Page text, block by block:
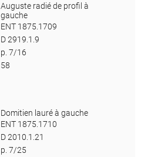
Auguste radié de profil à
gauche
ENT 1875.1709
D 2919.1.9
p. 7/16
58
Domitien lauré à gauche
ENT 1875.1710
D 2010.1.21
p. 7/25